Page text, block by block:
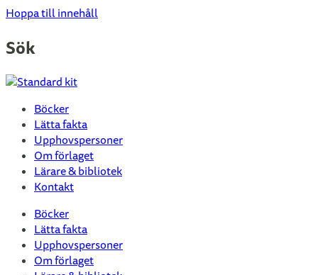
Hoppa till innehåll
Sök
Böcker
Lätta fakta
Upphovspersoner
Om förlaget
Lärare & bibliotek
Kontakt
Böcker
Lätta fakta
Upphovspersoner
Om förlaget